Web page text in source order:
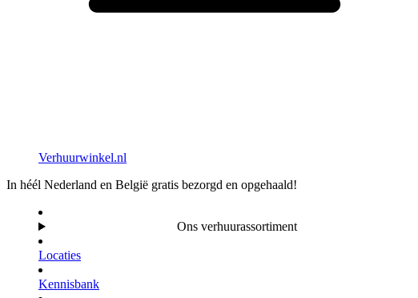
Verhuurwinkel.nl
In héél Nederland en België gratis bezorgd en opgehaald!
Ons verhuurassortiment
Locaties
Kennisbank